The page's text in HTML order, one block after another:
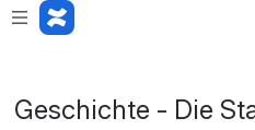
App is not responding. Wait or
Geschichte - Die